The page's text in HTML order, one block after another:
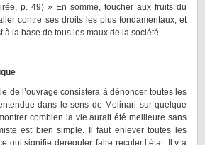
p. 49) » En somme, toucher aux fruits du
contre ses droits les plus fondamentaux, et
à la base de tous les maux de la société.
de l’ouvrage consistera à dénoncer toutes les
dans le sens de Molinari sur quelque
combien la vie aurait été meilleure sans
est bien simple. Il faut enlever toutes les
qui signifie déréguler, faire reculer l’état. Il y a